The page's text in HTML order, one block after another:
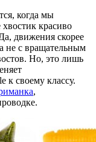
когда мы
красиво
движения скорее
не с вращательным
Но, это лишь
к своему классу.
,